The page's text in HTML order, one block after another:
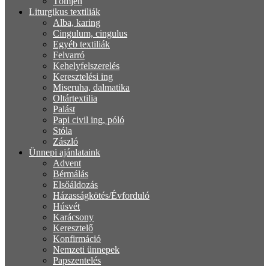
Liturgikus textiliák
Alba, karing
Cingulum, cingulus
Egyéb textiliák
Felvarró
Kehelyfelszerelés
Keresztelési ing
Miseruha, dalmatika
Oltártextilia
Palást
Papi civil ing, póló
Stóla
Zászló
Ünnepi ajánlataink
Advent
Bérmálás
Elsőáldozás
Házasságkötés/Évforduló
Húsvét
Karácsony
Keresztelő
Konfirmáció
Nemzeti ünnepek
Papszentelés